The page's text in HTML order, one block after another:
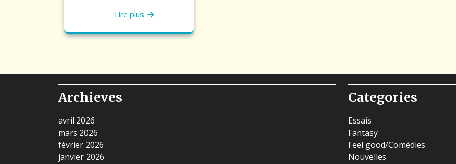
Lire plus
Archieves
avril 2026
mars 2026
février 2026
janvier 2026
Categories
Essais
Fantasy
Feel good/Comédies
Nouvelles